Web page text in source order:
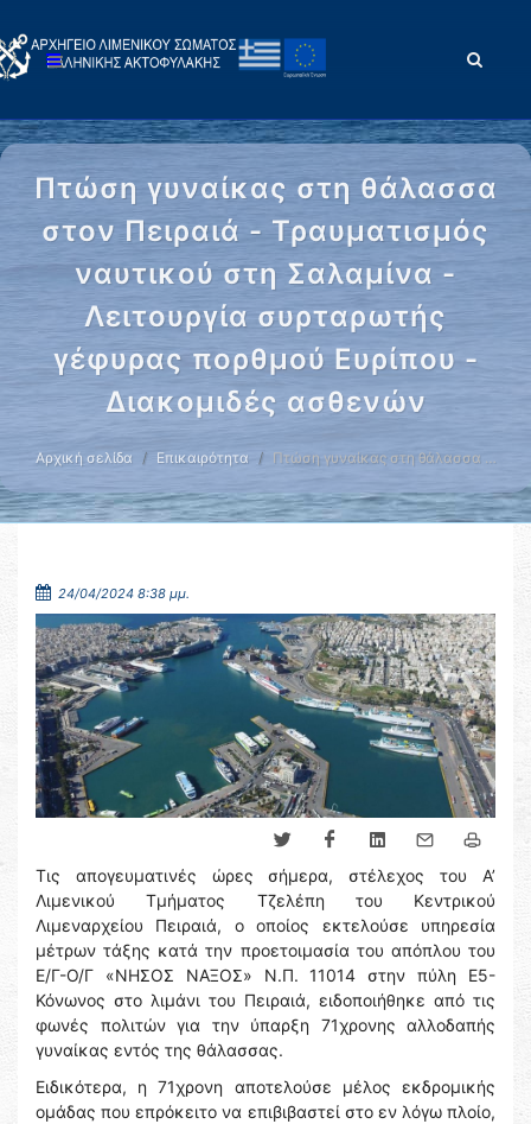
Πτώση γυναίκας στη θάλασσα
στον Πειραιά - Τραυματισμός
ναυτικού στη Σαλαμίνα -
Λειτουργία συρταρωτής
γέφυρας πορθμού Ευρίπου -
Διακομιδές ασθενών
Αρχική σελίδα Επικαιρότητα Πτώση γυναίκας στη θάλασσα …
24/04/2024 8:38 μμ.
Τις απογευματινές ώρες σήμερα, στέλεχος του Α’
Λιμενικού Τμήματος Τζελέπη του Κεντρικού
Λιμεναρχείου Πειραιά, ο οποίος εκτελούσε υπηρεσία
μέτρων τάξης κατά την προετοιμασία του απόπλου του
Ε/Γ-Ο/Γ «ΝΗΣΟΣ ΝΑΞΟΣ» Ν.Π. 11014 στην πύλη Ε5-
Κόνωνος στο λιμάνι του Πειραιά, ειδοποιήθηκε από τις
φωνές πολιτών για την ύπαρξη 71χρονης αλλοδαπής
γυναίκας εντός της θάλασσας.
Ειδικότερα, η 71χρονη αποτελούσε μέλος εκδρομικής
ομάδας που επρόκειτο να επιβιβαστεί στο εν λόγω πλοίο,